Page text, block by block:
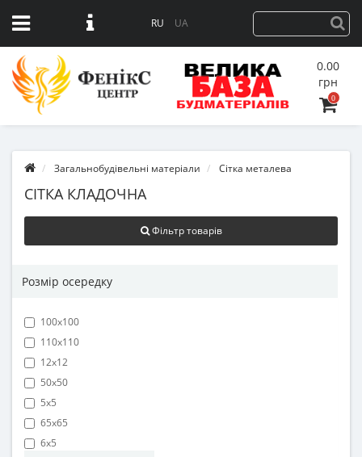
RU UA
0.00
грн
0
Загальнобудівельні матеріали Сітка металева
СІТКА КЛАДОЧНА
Фільтр товарів
Розмір осередку
100х100
110х110
12х12
50х50
5х5
65х65
6х5